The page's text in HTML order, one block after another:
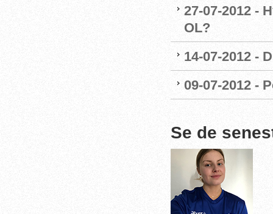
27-07-2012 -
OL?
14-07-2012 -
09-07-2012 -
Se de